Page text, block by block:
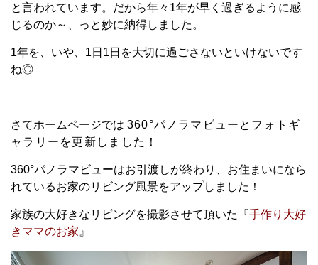
と言われています。だから年々1年が早く過ぎるように感
じるのか～、っと妙に納得しました。
1年を、いや、1日1日を大切に過ごさないといけないです
ね◎
さてホームページでは 360°パノラマビュー と フォトギ
ャラリーを更新しました！
360°パノラマビューはお引渡しが終わり、お住まいになら
れているお家のリビング風景をアップしました！
家族の大好きなリビングを撮影させて頂いた『手作り大好
きママのお家 』